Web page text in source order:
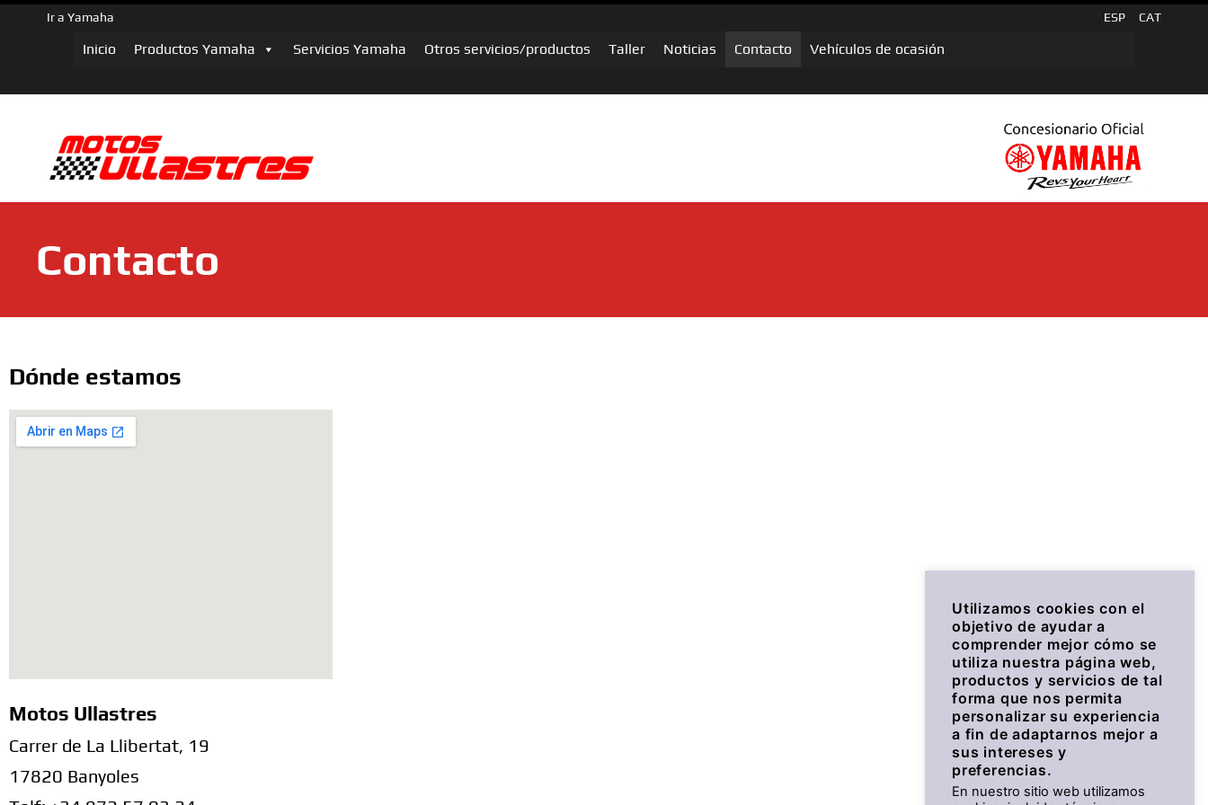
Ir a Yamaha ESP CAT
Inicio Productos Yamaha Servicios Yamaha Otros servicios/productos Taller Noticias Contacto Vehículos de ocasión
Contacto
Dónde estamos
Motos Ullastres
Carrer de La Llibertat, 19
17820 Banyoles
Utilizamos cookies con el
objetivo de ayudar a
comprender mejor cómo se
utiliza nuestra página web,
productos y servicios de tal
forma que nos permita
personalizar su experiencia
a fin de adaptarnos mejor a
sus intereses y
preferencias.
En nuestro sitio web utilizamos